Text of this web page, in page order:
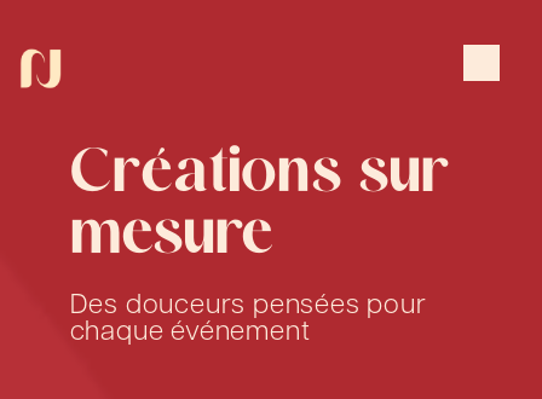
Créations sur
mesure
Des douceurs pensées pour
chaque événement